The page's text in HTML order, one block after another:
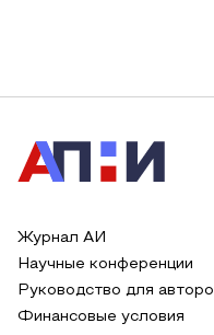
Журнал АИ
Научные конференции
Руководство для
Финансовые условия